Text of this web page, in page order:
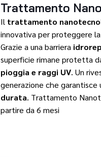
Trattamento
Il trattamento
innovativa per proteggere
Grazie a una barriera
superficie rimane protetta
pioggia e raggi UV. Un
generazione che garantisce
durata. Trattamento
partire da 6 mesi